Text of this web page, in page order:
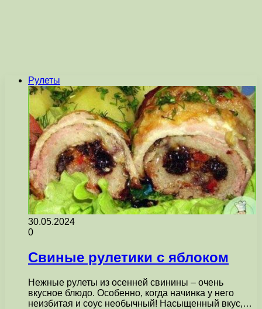
Рулеты
30.05.2024
0
Свиные рулетики с яблоком
Нежные рулеты из осенней свинины – очень
вкусное блюдо. Особенно, когда начинка у него
неизбитая и соус необычный! Насыщенный вкус,…